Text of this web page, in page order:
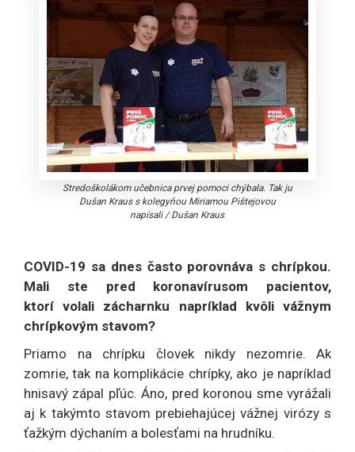
Stredoškolákom učebnica prvej pomoci chýbala. Tak ju
Dušan Kraus s kolegyňou Miriamou Pištejovou
napísali/Dušan Kraus
COVID-19 sa dnes často porovnáva s chrípkou.
Mali ste pred koronavírusom pacientov,
ktorí volali zácharnku napríklad kvôli vážnym
chrípkovým stavom?
Priamo na chrípku človek nikdy nezomrie. Ak
zomrie, tak na komplikácie chrípky, ako je napríklad
hnisavý zápal pľúc. Áno, pred koronou sme vyrážali
aj k takýmto stavom prebiehajúcej vážnej virózy s
ťažkým dýchaním a bolesťami na hrudníku.